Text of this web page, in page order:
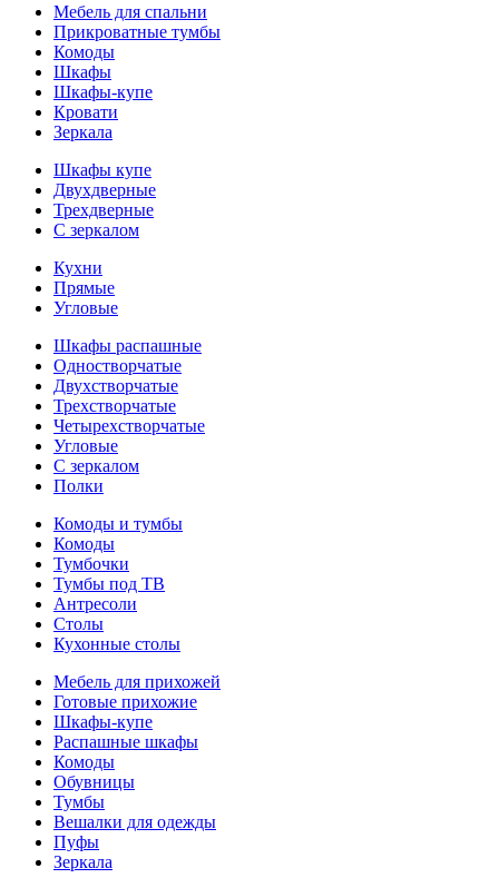
Мебель для спальни
Прикроватные тумбы
Комоды
Шкафы
Шкафы-купе
Кровати
Зеркала
Шкафы купе
Двухдверные
Трехдверные
С зеркалом
Кухни
Прямые
Угловые
Шкафы распашные
Одностворчатые
Двухстворчатые
Трехстворчатые
Четырехстворчатые
Угловые
С зеркалом
Полки
Комоды и тумбы
Комоды
Тумбочки
Тумбы под ТВ
Антресоли
Столы
Кухонные столы
Мебель для прихожей
Готовые прихожие
Шкафы-купе
Распашные шкафы
Комоды
Обувницы
Тумбы
Вешалки для одежды
Пуфы
Зеркала